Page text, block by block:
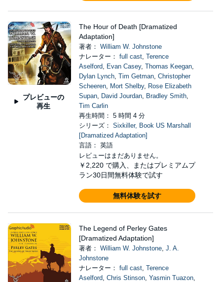
プレビューの
再生
The Hour of Death [Dramatized
Adaptation]
著者： William W. Johnstone
ナレーター： full cast, Terence
Aselford, Evan Casey, Thomas Keegan,
Dylan Lynch, Tim Getman, Christopher
Scheeren, Mort Shelby, Rose Elizabeth
Supan, David Jourdan, Bradley Smith,
Tim Carlin
再生時間： 5 時間 4 分
シリーズ： Sixkiller, Book US Marshall
[Dramatized Adaptation]
言語： 英語
レビューはまだありません。
￥2,220 で購入、またはプレミアムプ
ラン30日間無料体験で試す
無料体験を試す
The Legend of Perley Gates
[Dramatized Adaptation]
著者： William W. Johnstone, J. A.
Johnstone
ナレーター： full cast, Terence
Aselford, Chris Stinson, Yasmin Tuazon,